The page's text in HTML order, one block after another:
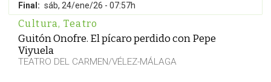
Final: sáb, 24/ene/26 - 07:57h
Cultura, Teatro
Guitón Onofre. El pícaro perdido con Pepe
Viyuela
TEATRO DEL CARMEN/VÉLEZ-MÁLAGA